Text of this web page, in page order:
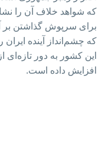
که شواهد خلاف آن را
برای سرپوش گذاشتن
که چشم‌انداز آینده
این کشور به دور
افزایش داده است.